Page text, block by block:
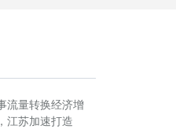
流量转换经济增
江苏加速打造